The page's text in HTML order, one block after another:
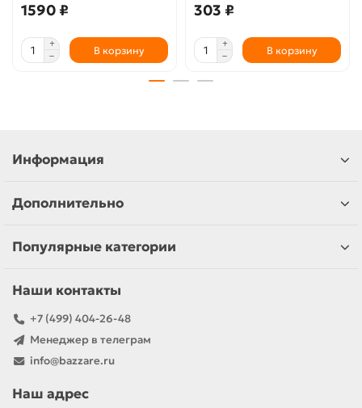
1590 ₽
В корзину
303 ₽
В корзину
Информация
Дополнительно
Популярные категории
Наши контакты
+7 (499) 404-26-48
Менеджер в телеграм
info@bazzare.ru
Наш адрес